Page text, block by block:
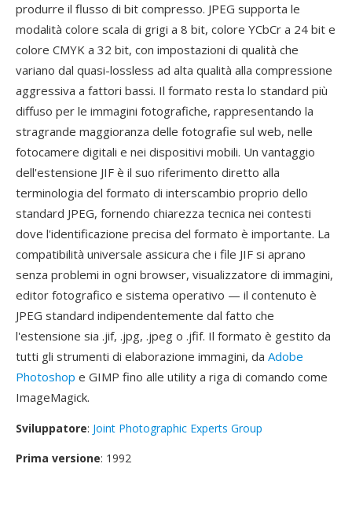
produrre il flusso di bit compresso. JPEG supporta le
modalità colore scala di grigi a 8 bit, colore YCbCr a 24 bit e
colore CMYK a 32 bit, con impostazioni di qualità che
variano dal quasi-lossless ad alta qualità alla compressione
aggressiva a fattori bassi. Il formato resta lo standard più
diffuso per le immagini fotografiche, rappresentando la
stragrande maggioranza delle fotografie sul web, nelle
fotocamere digitali e nei dispositivi mobili. Un vantaggio
dell'estensione JIF è il suo riferimento diretto alla
terminologia del formato di interscambio proprio dello
standard JPEG, fornendo chiarezza tecnica nei contesti
dove l'identificazione precisa del formato è importante. La
compatibilità universale assicura che i file JIF si aprano
senza problemi in ogni browser, visualizzatore di immagini,
editor fotografico e sistema operativo — il contenuto è
JPEG standard indipendentemente dal fatto che
l'estensione sia .jif, .jpg, .jpeg o .jfif. Il formato è gestito da
tutti gli strumenti di elaborazione immagini, da Adobe
Photoshop e GIMP fino alle utility a riga di comando come
ImageMagick.
Sviluppatore: Joint Photographic Experts Group
Prima versione: 1992